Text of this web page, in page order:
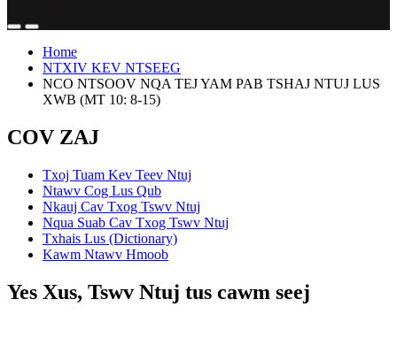
Home
NTXIV KEV NTSEEG
NCO NTSOOV NQA TEJ YAM PAB TSHAJ NTUJ LUS
XWB (MT 10: 8-15)
COV ZAJ
Txoj Tuam Kev Teev Ntuj
Ntawv Cog Lus Qub
Nkauj Cav Txog Tswv Ntuj
Nqua Suab Cav Txog Tswv Ntuj
Txhais Lus (Dictionary)
Kawm Ntawv Hmoob
Yes Xus, Tswv Ntuj tus cawm seej